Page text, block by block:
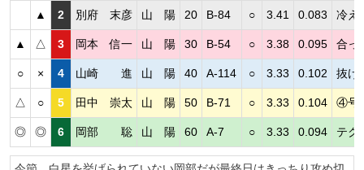
▲ 2 別府 末彦 山 陽 20 B-84 ○ 3.41 0.083 冷え
▲ △ 3 岡本 信一 山 陽 30 B-54 ○ 3.38 0.095 合っ
○ × 4 山崎 進 山 陽 40 A-114 ○ 3.33 0.102 抜け
△ ○ 5 田中 崇太 山 陽 50 B-71 ○ 3.33 0.104 ④号
◎ ◎ 6 岡部 聡 山 陽 60 A-7 ○ 3.33 0.094 テク